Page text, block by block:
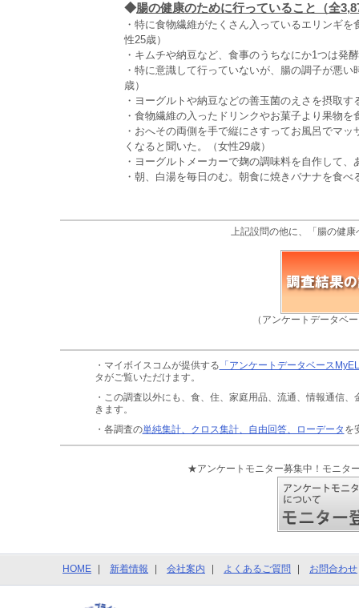
◆腸の健康のために行っていること（全
・特に食物繊維がたくさん入っているエリンギ
性25歳）
・キムチや納豆など、食事のうちなにか1つは発
・特に意識して行っていないが、腸の調子が悪
歳）
・ヨーグルトや納豆などの善玉菌のえさを摂取
・食物繊維の入ったドリンクやお菓子より果物
・おへその両側を手で縦にさすってお風呂でマ
くなると聞いた。（女性29歳）
・ヨーグルトメーカーで麹の調味料を自作して
・朝、白湯を毎日のむ。朝食に焼きバナナを食べ
上記設問の他に、「腸の健
（アンケートデータベ
・マイボイスコムが提供する 「アンケートデータベース
タがご覧いただけます。
・この調査以外にも、食、住、家庭用品、流通、情報通信、
きます。
・各調査の単純集計、クロス集計、自由回答、ローデータ を
★アンケートモニター募集中！モニタ
HOME 新着情報 会社案内 よくあるご質問 お問合わせ